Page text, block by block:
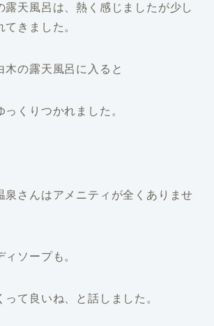
露天風呂は、熱く感じましたが少し
てきました。
木の露天風呂に入ると
くりつかれました。
泉さんはアメニティが全くありませ
ソープも。
て良いね、と話しました。